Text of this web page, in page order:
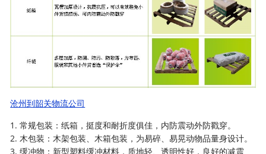
沧州到韶关物流公司
1. 常规包装：纸箱，挺度和耐折度俱佳，内防震动外防戳穿。
2. 木包装：木架包装、木箱包装，为易碎、易晃动物品量身设计。
3. 缓冲物：新型塑料缓冲材料，质地轻、透明性好，良好的减震